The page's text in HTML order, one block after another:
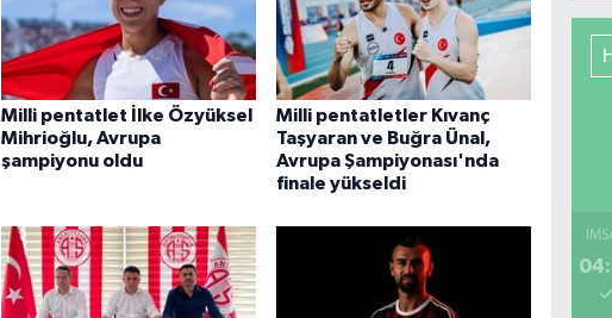
Milli pentatlet İlke Özyüksel
Mihrioğlu, Avrupa
şampiyonu oldu
Milli pentatletler Kıvanç
Taşyaran ve Buğra Ünal,
Avrupa Şampiyonası'nda
finale yükseldi
A